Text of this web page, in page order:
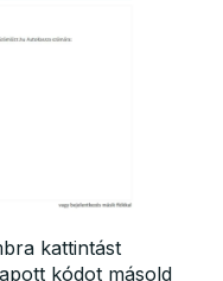
kattintást
kódot másold